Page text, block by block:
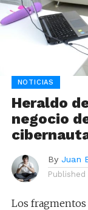
NOTICIAS
Heraldo
negocio
By Juan
Published
Los